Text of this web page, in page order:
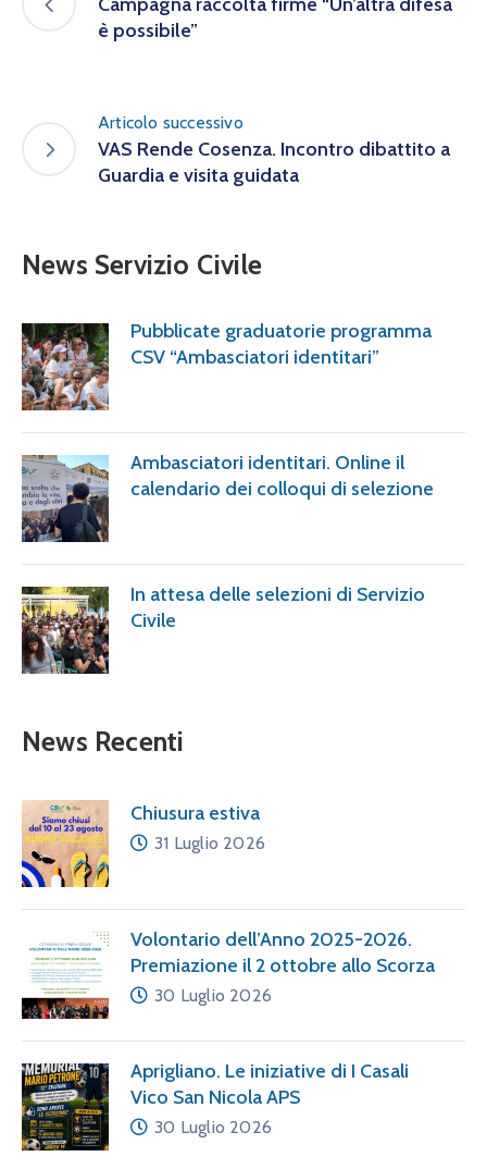
Campagna raccolta firme “Un’altra difesa
è possibile”
Articolo successivo
VAS Rende Cosenza. Incontro dibattito a
Guardia e visita guidata
News Servizio Civile
Pubblicate graduatorie programma
CSV “Ambasciatori identitari”
Ambasciatori identitari. Online il
calendario dei colloqui di selezione
In attesa delle selezioni di Servizio
Civile
News Recenti
Chiusura estiva
31 Luglio 2026
Volontario dell’Anno 2025-2026.
Premiazione il 2 ottobre allo Scorza
30 Luglio 2026
Aprigliano. Le iniziative di I Casali
Vico San Nicola APS
30 Luglio 2026